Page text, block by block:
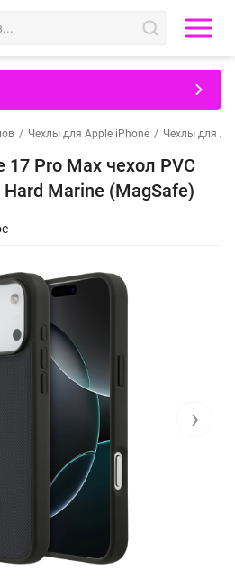
/ Чехлы для Apple iPhone / Чехлы для
17 Pro Max чехол PVC
Marine (MagSafe)
›